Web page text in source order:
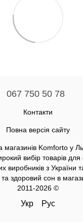
067 750 50 78
Контакти
Повна версія сайту
Komforto у
вибір товарів для
виробників з України
та здоровий сон в
2011-2026 ©
Укр Рус